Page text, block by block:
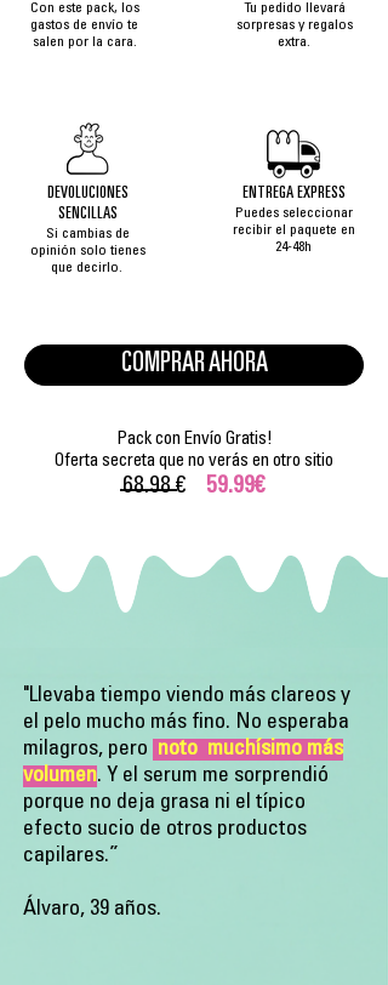
Con este pack, los
gastos de envío te
salen por la cara.
DEVOLUCIONES
SENCILLAS
Si cambias de
opinión solo tienes
que decirlo.
Tu pedido llevará
sorpresas y regalos
extra.
ENTREGA EXPRESS
Puedes seleccionar
recibir el paquete en
24-48h
COMPRAR AHORA
Pack con Envío Gratis!
Oferta secreta que no verás en otro sitio
68.98 € 59.99€
"Llevaba tiempo viendo más clareos y
el pelo mucho más fino. No esperaba
milagros, pero noto muchísimo más
volumen. Y el serum me sorprendió
porque no deja grasa ni el típico
efecto sucio de otros productos
capilares.”
Álvaro, 39 años.